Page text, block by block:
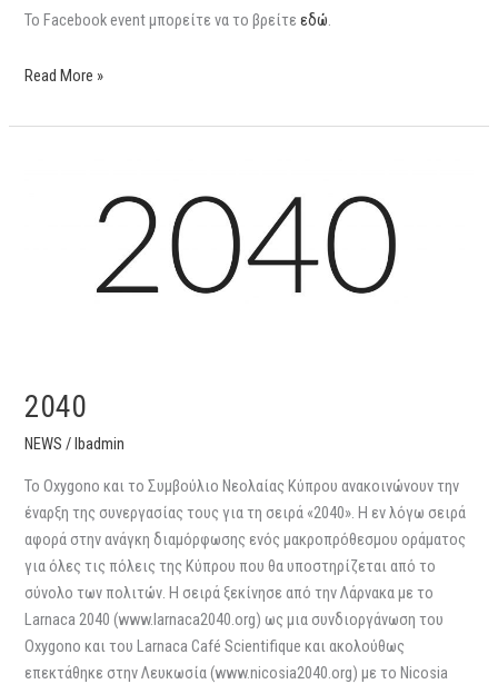
Το Facebook event μπορείτε να το βρείτεεδώ.
Read More »
2040
NEWS /lbadmin
Το Oxygono και το Συμβούλιο Νεολαίας Κύπρου ανακοινώνουν την
έναρξη της συνεργασίας τους για τη σειρά «2040». Η εν λόγω σειρά
αφορά στην ανάγκη διαμόρφωσης ενός μακροπρόθεσμου οράματος
για όλες τις πόλεις της Κύπρου που θα υποστηρίζεται από το
σύνολο των πολιτών. Η σειρά ξεκίνησε από την Λάρνακα με το
Larnaca 2040 (www.larnaca2040.org) ως μια συνδιοργάνωση του
Oxygono και του Larnaca Café Scientifique και ακολούθως
επεκτάθηκε στην Λευκωσία (www.nicosia2040.org) με το Nicosia